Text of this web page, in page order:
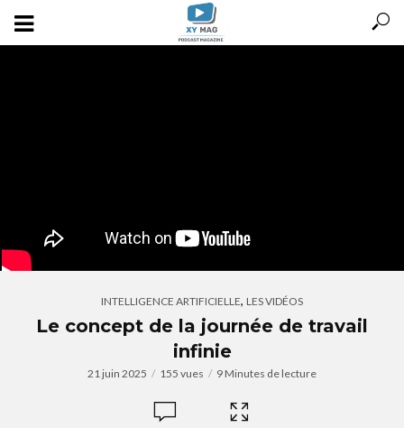
INTELLIGENCE ARTIFICIELLE, LES VIDÉOS
Le concept de la journée de travail
infinie
21 juin 2025 155 vues 9 Minutes de lecture